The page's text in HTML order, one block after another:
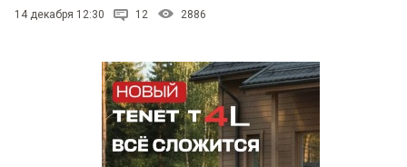
14 декабря 12:30 12 2886